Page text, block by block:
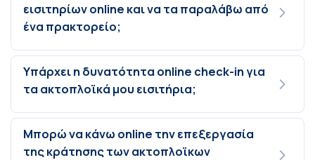
εισιτηρίων online και να τα παραλάβω από
ένα πρακτορείο;
Υπάρχει η δυνατότητα online check-in για
τα ακτοπλοϊκά μου εισιτήρια;
Μπορώ να κάνω online την επεξεργασία
της κράτησης των ακτοπλοϊκων